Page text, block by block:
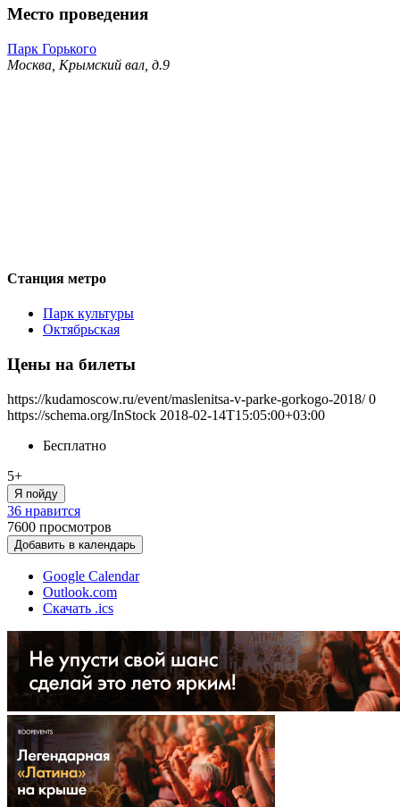
Место проведения
Парк Горького
Москва, Крымский вал, д.9
Станция метро
Парк культуры
Октябрьская
Цены на билеты
https://kudamoscow.ru/event/maslenitsa-v-parke-gorkogo-2018/ 0
https://schema.org/InStock 2018-02-14T15:05:00+03:00
Бесплатно
5+
Я пойду
36 нравится
7600 просмотров
Добавить в календарь
Google Calendar
Outlook.com
Скачать .ics